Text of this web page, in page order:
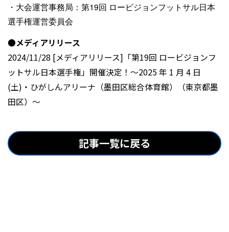
・大会運営事務局：第19回 ロービジョンフットサル日本
選手権運営委員会
●メディアリリース
2024/11/28 [メディアリリース]「第19回 ロービジョンフ
ットサル日本選手権」開催決定！〜2025 年 1 月 4 日
(土)・ひがしんアリーナ（墨田区総合体育館）（東京都墨
田区）〜
記事一覧に戻る